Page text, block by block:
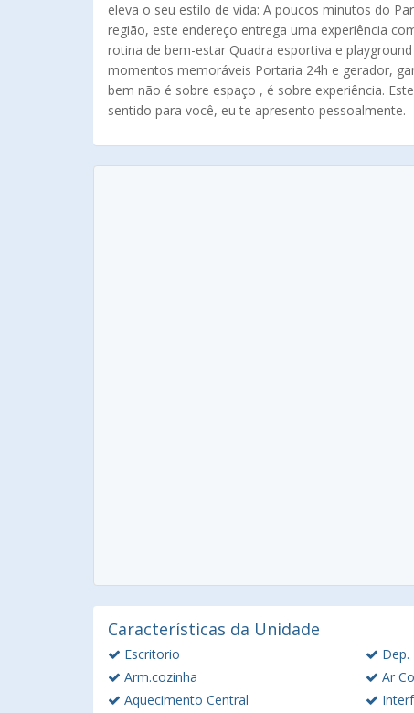
eleva o seu estilo de vida: A poucos minutos do
região, este endereço entrega uma experiência
rotina de bem-estar Quadra esportiva e
momentos memoráveis Portaria 24h e gerador,
bem não é sobre espaço , é sobre experiência.
sentido para você, eu te apresento pessoalmente.
Características da Unidade
Escritorio Dep.
Arm.cozinha
Ar
Aquecimento Central